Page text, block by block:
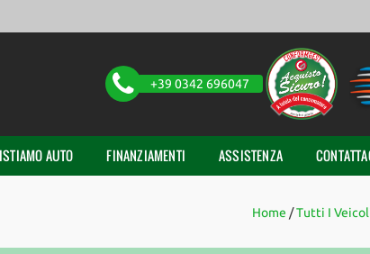
+39 0342 696047
AUTO FINANZIAMENTI ASSISTENZA
Home /Tutti I